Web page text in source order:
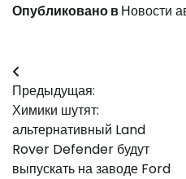
Опубликовано вНовости
Навигация
по
записям
Предыдущая:
Химики шутят:
альтернативный Land
Rover Defender будут
выпускать на заводе Ford